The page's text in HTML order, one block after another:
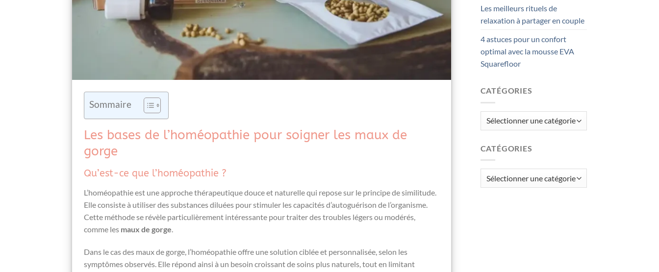
Sommaire
Les bases de l’homéopathie pour soigner les maux de
gorge
Qu’est-ce que l’homéopathie ?
L’homéopathie est une approche thérapeutique douce et naturelle qui repose sur le principe de similitude.
Elle consiste à utiliser des substances diluées pour stimuler les capacités d’autoguérison de l’organisme.
Cette méthode se révèle particulièrement intéressante pour traiter des troubles légers ou modérés,
comme les maux de gorge.
Dans le cas des maux de gorge, l’homéopathie offre une solution ciblée et personnalisée, selon les
symptômes observés. Elle répond ainsi à un besoin croissant de soins plus naturels, tout en limitant
Les meilleurs rituels de
relaxation à partager en couple
4 astuces pour un confort
optimal avec la mousse EVA
Squarefloor
CATÉGORIES
Catégories
CATÉGORIES